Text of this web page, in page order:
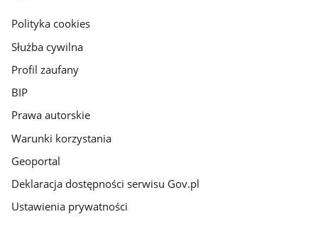
gov.pl
Polityka cookies
Służba cywilna
Profil zaufany
BIP
Prawa autorskie
Warunki korzystania
Geoportal
Deklaracja dostępności serwisu Gov.pl
Ustawienia prywatności